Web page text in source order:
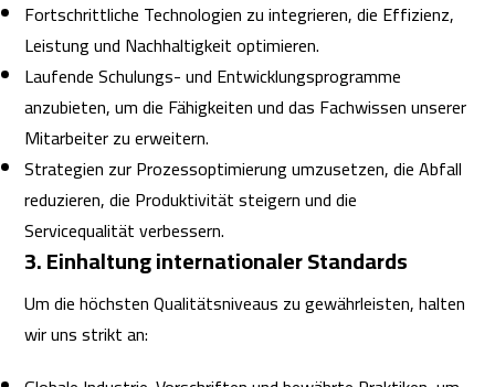
Fortschrittliche Technologien zu integrieren, die Effizienz,
Leistung und Nachhaltigkeit optimieren.
Laufende Schulungs- und Entwicklungsprogramme
anzubieten, um die Fähigkeiten und das Fachwissen unserer
Mitarbeiter zu erweitern.
Strategien zur Prozessoptimierung umzusetzen, die Abfall
reduzieren, die Produktivität steigern und die
Servicequalität verbessern.
3. Einhaltung internationaler Standards
Um die höchsten Qualitätsniveaus zu gewährleisten, halten
wir uns strikt an: